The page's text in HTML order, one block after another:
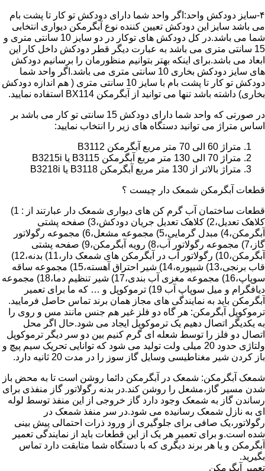
۴-سایز دودکش واحد:اگر واحد شما دارای دودکش تو کار تا پشت بام
می باشد سایز این دودکش تعیین کننده نوع آبگرمکن دیواری انتخابی
شما می باشد.در کل دودکش های توکار در دو سایز 10 سانتی متری و
15 سانتی متری می باشد به عبارت دیگر قطر دودکش داخل کار این
ابعاد می باشد.برای اینکه بهتر بتوانیم منظورمان را برسانیم دودکش
های سایز دودکش بخاری 10 سانتی متری می باشد.اگر واحد شما
دودکش تو کار تا پشت بام با سایز 10 سانتی متری ( هم اندازه دودکش
بخاری) داشته باشد تنها می توانید از آبگرمکن BX114 استفاده نمایید.
در صورتی که واحد شما دارای دودکش 15 سانتی تو کار می باشد بر
اساس متراژ می توانید دستگاه های زیر را انتخاب نمایید:
متراژ 60 الی 70 متر مربع آبگرمکن B3112
متراژ 70 الی 130 متر مربع آبگرمکن B3115 یا B3215i
متراژ بالاتر از 130 متر مربع آبگرمکن B3118 یا B3218i
قطعات آبگرمکن شمعک دار چیست ؟
قطعات ساختمان آب گرم کن های دیواری شمعک دار عبارتند از : 1)
کلاهک تعدیل،2) کلاهک تعدیل جریان دودکش،3) صفحه پشتی
آبگرمکن،4) مبدل گرمایی،5) مجموعه مشعل،6) مجموعه رگولاتور
گاز،7) مجموعه رگولاتور آب،8) رویه آبگرمکن،9) صفحه پشتی
آبگرمکن،10) رگولاتور آب در آبگرمکن های شمعک دار،11) بدنه،12)
قاب برنجی،13) شیپوره،14) شیر احتراق آهسته،15) مجموعه ساقه
سوپاپ،16) مجموعه مغزی آب بندی،17) شیر تنظیم دما،18) مجموعه
دیافگرام و میل سوپاپ آب 19) ترموکوپل و … که ما برای تعمیر
آبگرمکن باید به نمایندگی های مجاز همان برند تماس حاصل فرمایید.
ترموکوپل آبگرمکن: هر گاه دو فلز غیر هم جنس مانند مس و روی را
به یکدیگر اتصال دهیم یک ترموکوپل ایجاد می شود.حال اگر محل
اتصال دو فلز را توسط شعله ای گرم کنیم بین دو سر دیگر ترموکوپل
ولتاژی حدود 20 میلی ولت تولید می شود که توانایی تحریک سیم پیچ و
باز کردن شیر مغناطیسی وسایل گاز سوز را در مدت 20 ثانیه دارد.
شمعک آبگرمکن: شمعک در آبگرمکن دائما روشن است تا به محض باز
شدن مسیر گاز،مشعل را روشن کند.در بدنه رگولاتور گاز منفذی برای
رساندن گاز به شمعک وجود دارد گاز خروجی از این منفذ توسط لوله
ای به نازل شمعک رسانیده می شود.در سر منفذ شمعک در
رگولاتور،یک صافی برای جلوگیری از ورود ذرات احتمالی پیش بینی
شده است.و برای تعمیر هر یک از این قطعات باید از نمایندگی تعمیر
آبگرمکن و یا هر برند دیگری که با دستگاه شما متابقت دارد تماس
بگیرید.
تعمیر آبگرمکن